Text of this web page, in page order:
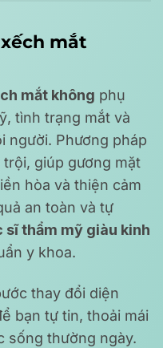
mắt
mắt không phụ
tình trạng mắt và
người. Phương pháp
giúp gương mặt
hòa và thiện cảm
an toàn và tự
sĩ thẩm mỹ giàu kinh
y khoa.
thay đổi diện
bạn tự tin, thoải mái
sống thường ngày.